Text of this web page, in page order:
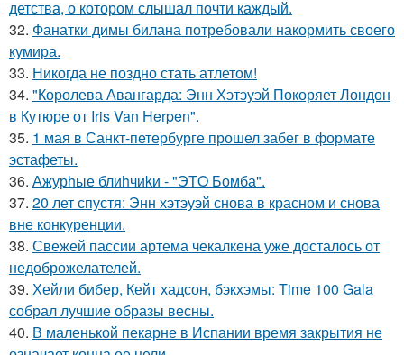
детства, о котором слышал почти каждый.
32. Фанатки димы билана потребовали накормить своего
кумира.
33. Никогда не поздно стать атлетом!
34. "Королева Авангарда: Энн Хэтэуэй Покоряет Лондон
в Кутюре от Iris Van Herpen".
35. 1 мая в Санкт-петербурге прошел забег в формате
эстафеты.
36. Ажурhые блиhчиkи - "ЭТO Бомба".
37. 20 лет спустя: Энн хэтэуэй снова в красном и снова
вне конкуренции.
38. Свежей пассии артема чекалкена уже досталось от
недоброжелателей.
39. Хейли бибер, Кейт хадсон, бэкхэмы: Time 100 Gala
собрал лучшие образы весны.
40. В маленькой пекарне в Испании время закрытия не